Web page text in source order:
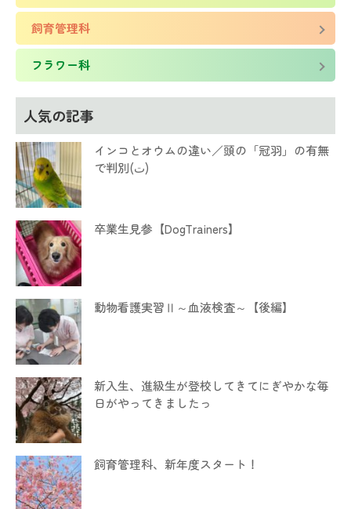
飼育管理科
フラワー科
人気の記事
インコとオウムの違い／頭の「冠羽」の有無
で判別(ت)
卒業生見参【DogTrainers】
動物看護実習Ⅱ～血液検査～【後編】
新入生、進級生が登校してきてにぎやかな毎
日がやってきましたっ
飼育管理科、新年度スタート！